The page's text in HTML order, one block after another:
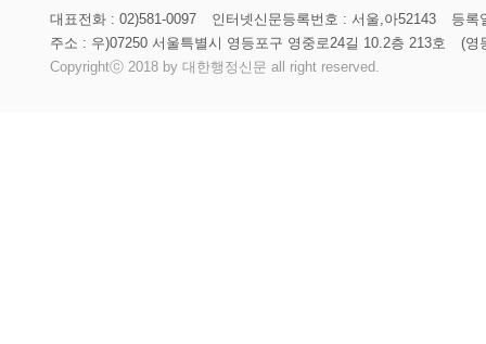
대표전화 : 02)581-0097 인터넷신문등록번호 : 서울,아52143
등록
주소 : 우)07250 서울특별시 영등포구 영중로24길 10.2층 213호
(영
Copyrightⓒ 2018 by 대한행정신문 all right reserved.